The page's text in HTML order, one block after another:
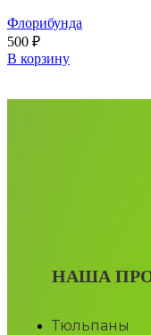
Флорибунда
500 ₽
В корзину
НАША
Тюльпаны